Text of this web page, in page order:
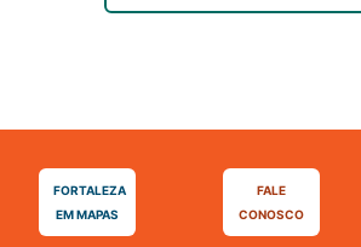
FORTALEZA
EM MAPAS
FALE
CONOSCO